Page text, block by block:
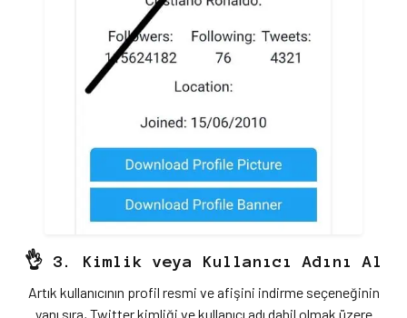
👌 3. Kimlik veya Kullanıcı Adını Al
Artık kullanıcının profil resmi ve afişini indirme seçeneğinin
yanı sıra, Twitter kimliği ve kullanıcı adı dahil olmak üzere